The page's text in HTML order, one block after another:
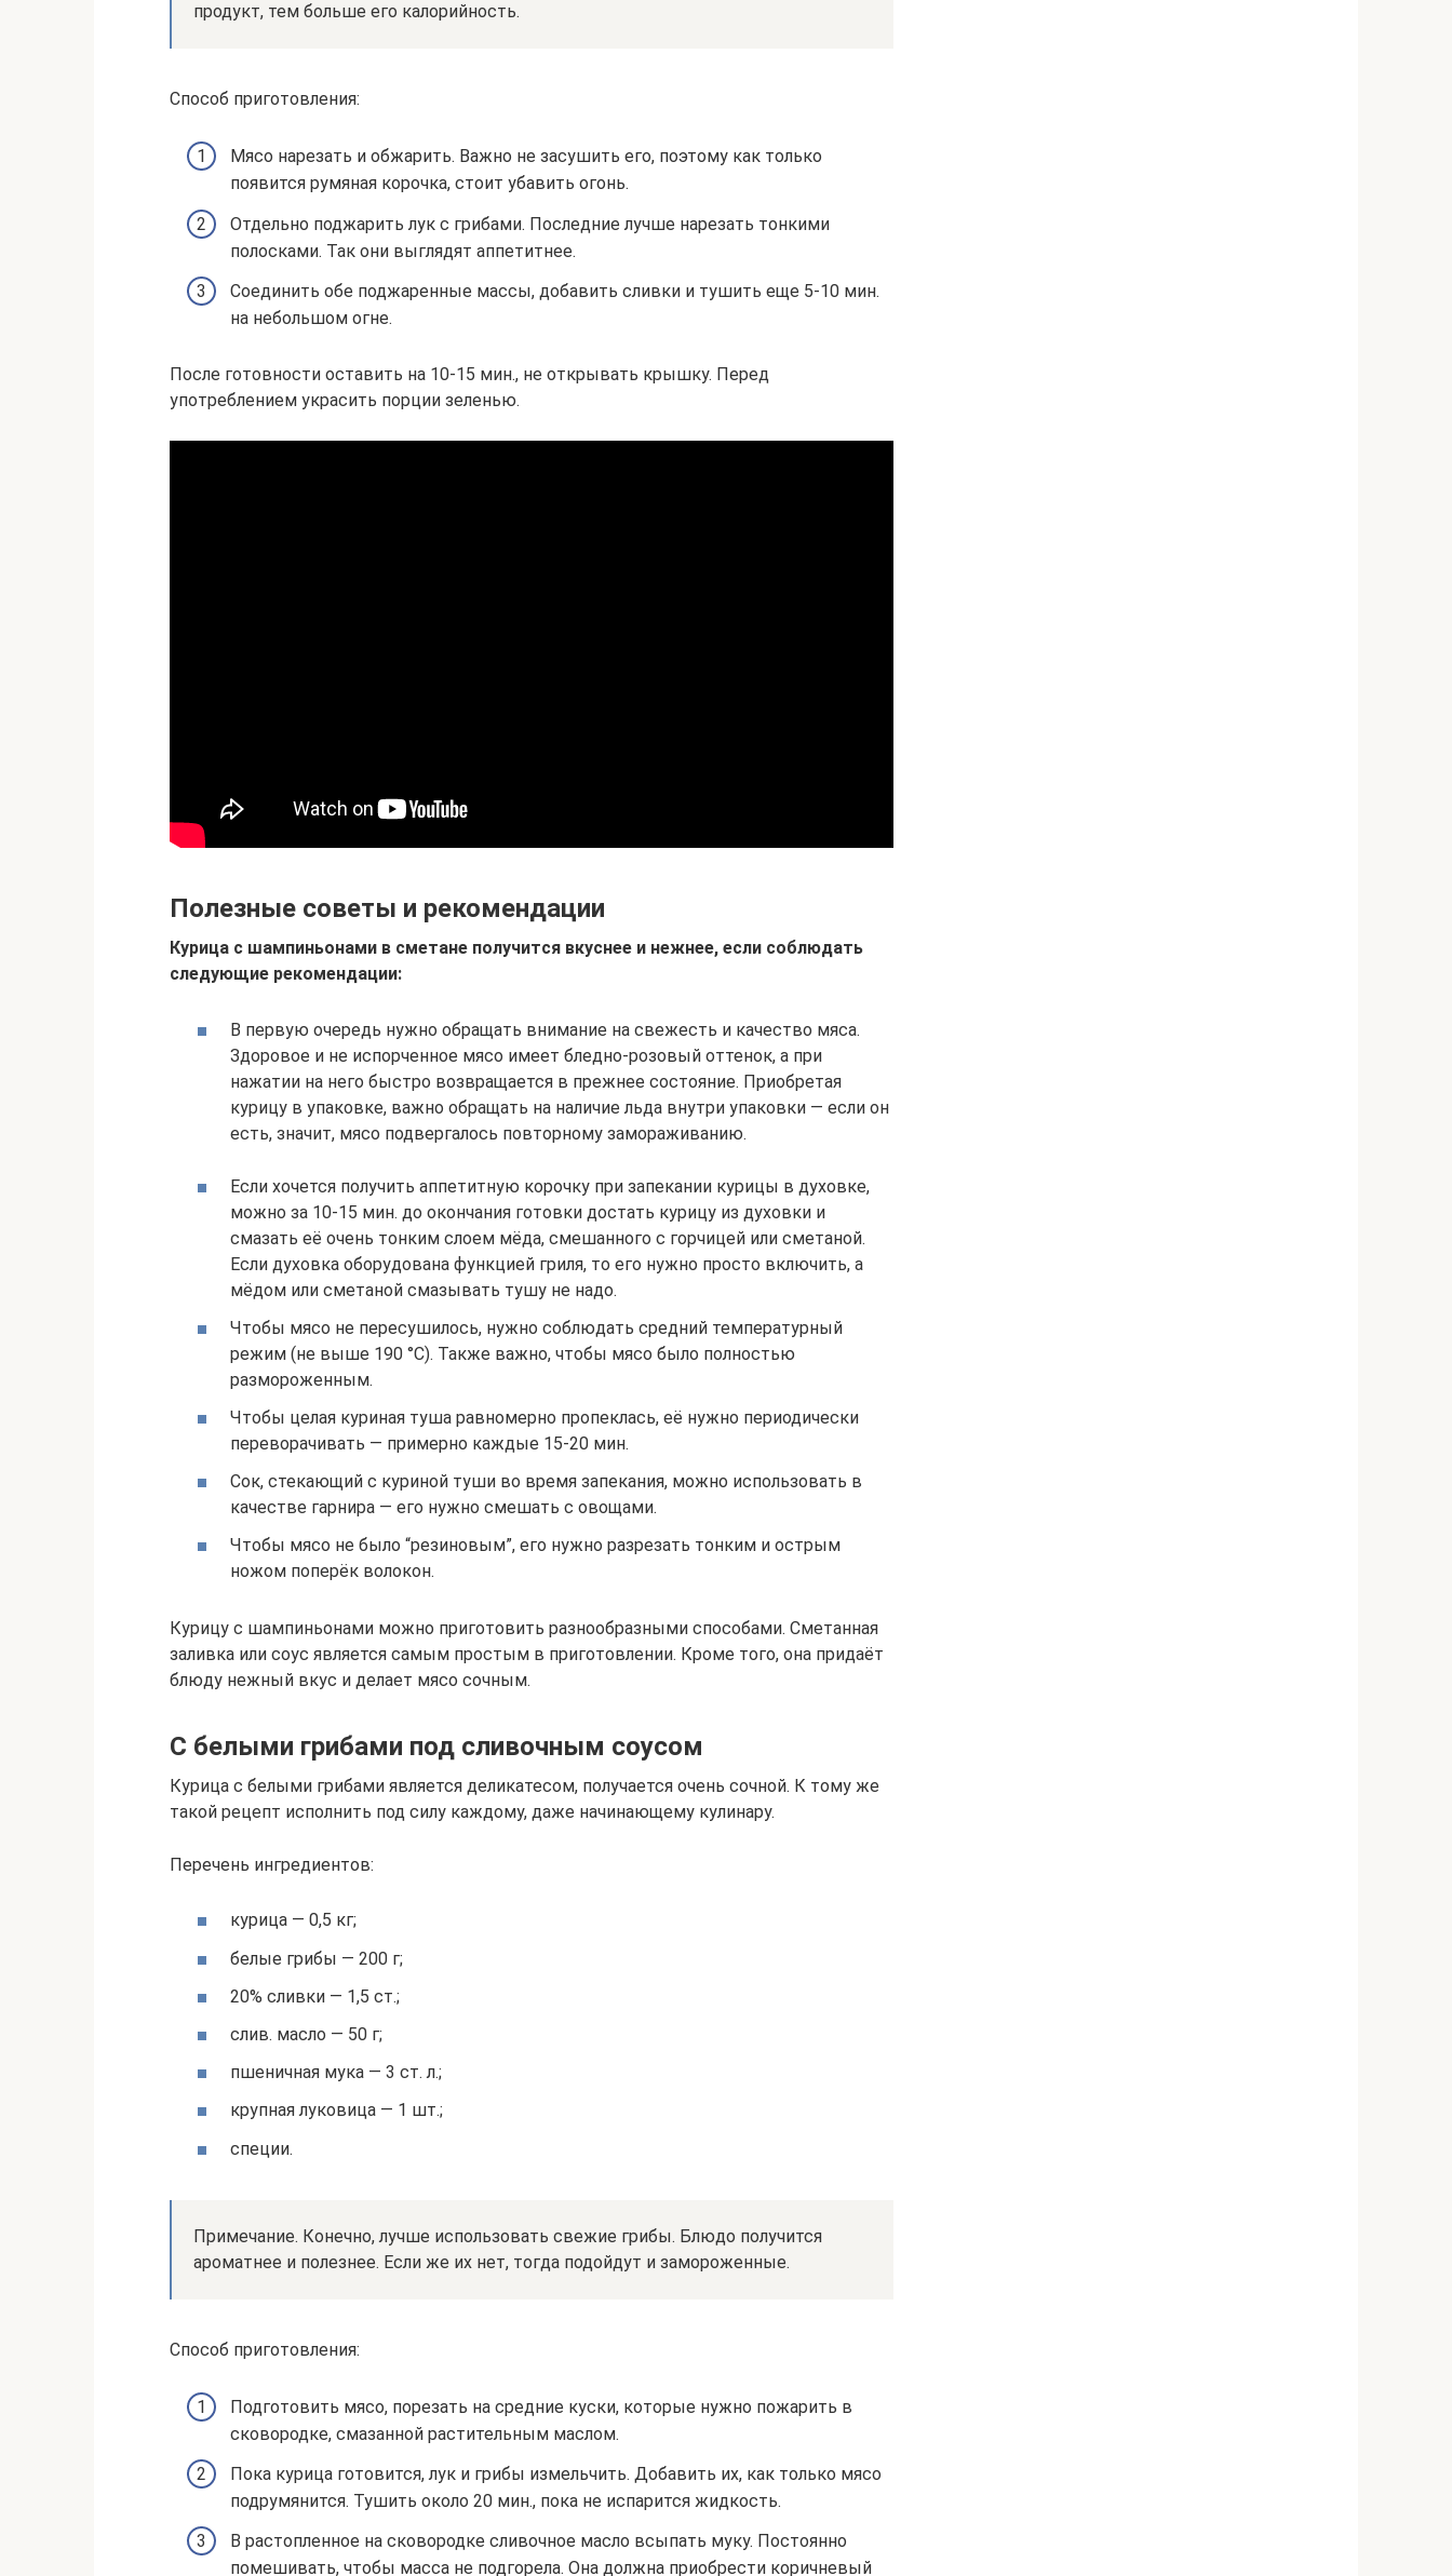
продукт, тем больше его калорийность.
Способ приготовления:
Мясо нарезать и обжарить. Важно не засушить его, поэтому как только
появится румяная корочка, стоит убавить огонь.
Отдельно поджарить лук с грибами. Последние лучше нарезать тонкими
полосками. Так они выглядят аппетитнее.
Соединить обе поджаренные массы, добавить сливки и тушить еще 5-10 мин.
на небольшом огне.
После готовности оставить на 10-15 мин., не открывать крышку. Перед
употреблением украсить порции зеленью.
Полезные советы и рекомендации
Курица с шампиньонами в сметане получится вкуснее и нежнее, если соблюдать
следующие рекомендации:
В первую очередь нужно обращать внимание на свежесть и качество мяса.
Здоровое и не испорченное мясо имеет бледно-розовый оттенок, а при
нажатии на него быстро возвращается в прежнее состояние. Приобретая
курицу в упаковке, важно обращать на наличие льда внутри упаковки — если он
есть, значит, мясо подвергалось повторному замораживанию.
Если хочется получить аппетитную корочку при запекании курицы в духовке,
можно за 10-15 мин. до окончания готовки достать курицу из духовки и
смазать её очень тонким слоем мёда, смешанного с горчицей или сметаной.
Если духовка оборудована функцией гриля, то его нужно просто включить, а
мёдом или сметаной смазывать тушу не надо.
Чтобы мясо не пересушилось, нужно соблюдать средний температурный
режим (не выше 190 °С). Также важно, чтобы мясо было полностью
размороженным.
Чтобы целая куриная туша равномерно пропеклась, её нужно периодически
переворачивать — примерно каждые 15-20 мин.
Сок, стекающий с куриной туши во время запекания, можно использовать в
качестве гарнира — его нужно смешать с овощами.
Чтобы мясо не было “резиновым”, его нужно разрезать тонким и острым
ножом поперёк волокон.
Курицу с шампиньонами можно приготовить разнообразными способами. Сметанная
заливка или соус является самым простым в приготовлении. Кроме того, она придаёт
блюду нежный вкус и делает мясо сочным.
С белыми грибами под сливочным соусом
Курица с белыми грибами является деликатесом, получается очень сочной. К тому же
такой рецепт исполнить под силу каждому, даже начинающему кулинару.
Перечень ингредиентов:
курица — 0,5 кг;
белые грибы — 200 г;
20% сливки — 1,5 ст.;
слив. масло — 50 г;
пшеничная мука — 3 ст. л.;
крупная луковица — 1 шт.;
специи.
Примечание. Конечно, лучше использовать свежие грибы. Блюдо получится
ароматнее и полезнее. Если же их нет, тогда подойдут и замороженные.
Способ приготовления:
Подготовить мясо, порезать на средние куски, которые нужно пожарить в
сковородке, смазанной растительным маслом.
Пока курица готовится, лук и грибы измельчить. Добавить их, как только мясо
подрумянится. Тушить около 20 мин., пока не испарится жидкость.
В растопленное на сковородке сливочное масло всыпать муку. Постоянно
помешивать, чтобы масса не подгорела. Она должна приобрести коричневый